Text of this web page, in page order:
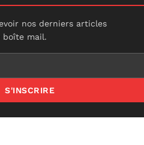
nos derniers articles
boîte mail.
S'INSCRIRE